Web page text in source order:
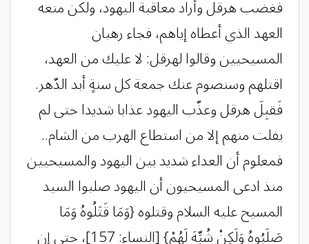
فغضب هرقل وأراد معاقبة اليهود، ولكن منعه
العهد الذي أعطاه إياهم، فجاء رهبان
المسيحيين وقالوا لهرقل: لا عليك من العهد،
اقتلهم وسنصوم عنك جمعة كل سنةٍ أبد الدّهر.
فَقبِلَ هرقل وعذّب اليهود عذابا شديدا حتى لم
يفلت منهم إلا من استطاع الهرب من الشام..
فمعلوم أن العداء شديد بين اليهود والمسيحيين
منذ ادعى المسيحيون أن اليهود صلبوا السيد
المسيح عليه السلام وقتلوه {وَمَا قَتَلُوهُ وَمَا
صَلَبُوهُ وَلَكِنْ شُبِّهَ لَهُمْ} [النساء: 157]، حتى إن